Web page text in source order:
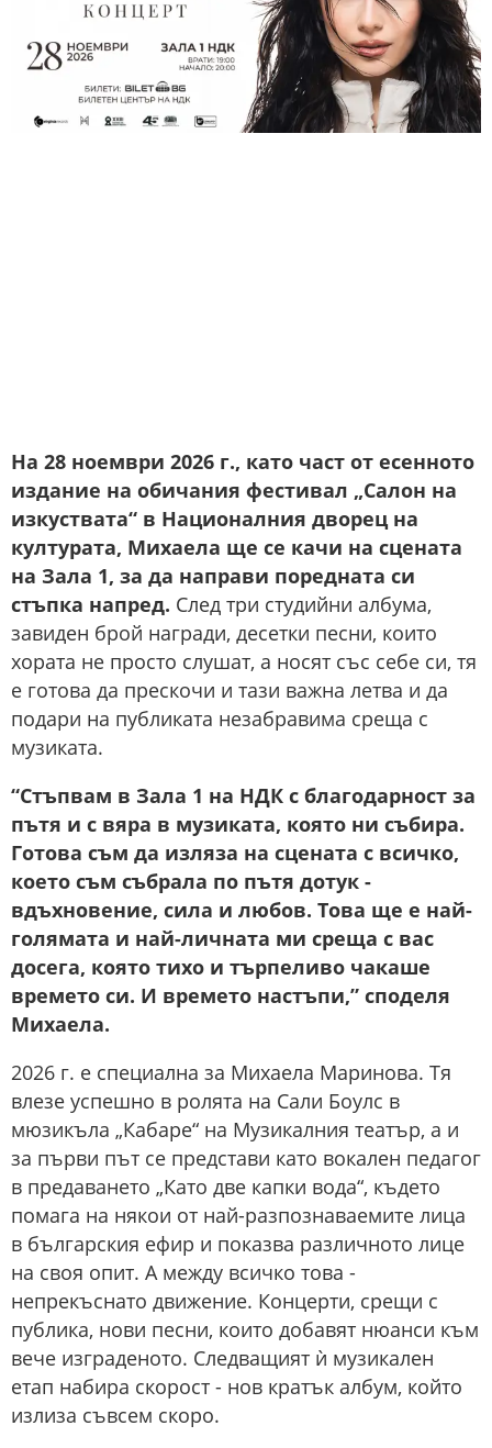
На 28 ноември 2026 г., като част от есенното
издание на обичания фестивал „Салон на
изкуствата“ в Националния дворец на
културата, Михаела ще се качи на сцената
на Зала 1, за да направи поредната си
стъпка напред. След три студийни албума,
завиден брой награди, десетки песни, които
хората не просто слушат, а носят със себе си, тя
е готова да прескочи и тази важна летва и да
подари на публиката незабравима среща с
музиката.
“Стъпвам в Зала 1 на НДК с благодарност за
пътя и с вяра в музиката, която ни събира.
Готова съм да изляза на сцената с всичко,
което съм събрала по пътя дотук -
вдъхновение, сила и любов. Това ще е най-
голямата и най-личната ми среща с вас
досега, която тихо и търпеливо чакаше
времето си. И времето настъпи,” споделя
Михаела.
2026 г. е специална за Михаела Маринова. Тя
влезе успешно в ролята на Сали Боулс в
мюзикъла „Кабаре“ на Музикалния театър, а и
за първи път се представи като вокален педагог
в предаването „Като две капки вода“, където
помага на някои от най-разпознаваемите лица
в българския ефир и показва различното лице
на своя опит. А между всичко това -
непрекъснато движение. Концерти, срещи с
публика, нови песни, които добавят нюанси към
вече изграденото. Следващият ѝ музикален
етап набира скорост - нов кратък албум, който
излиза съвсем скоро.